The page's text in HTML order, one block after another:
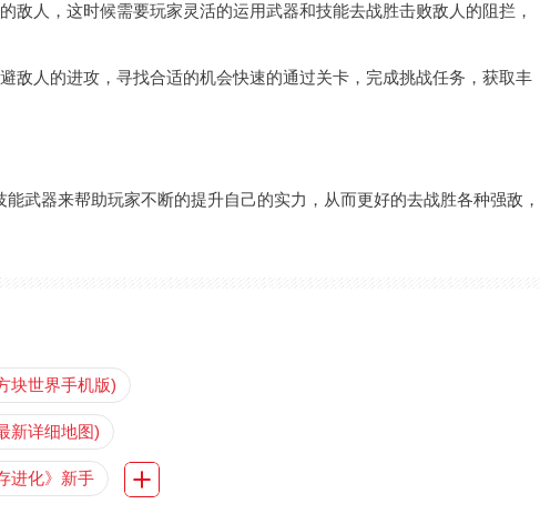
敌人，这时候需要玩家灵活的运用武器和技能去战胜击败敌人的阻拦，
敌人的进攻，寻找合适的机会快速的通过关卡，完成挑战任务，获取丰
武器来帮助玩家不断的提升自己的实力，从而更好的去战胜各种强敌，
块世界手机版)
新详细地图)
进化》新手